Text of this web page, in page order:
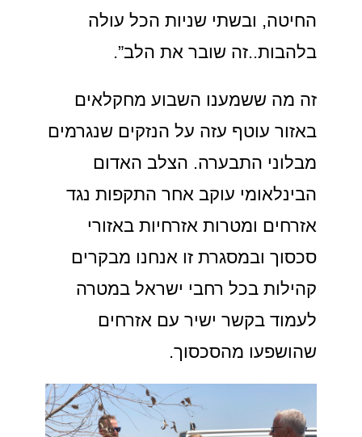
החיטה, ובשתי שניות הכל עולה
בלהבות..זה שובר את הלב”.
זה מה ששמענו השבוע מחקלאים
באזור עוטף עזה על הנזקים שנגרמים
מבלוני התבערה. הצלב האדום
הבינלאומי עוקב אחר התקפות נגד
אזרחים ומטרות אזרחיות באזורי
סכסוך ובמסגרת זו אנחנו מבקרים
קהילות בכל רחבי ישראל במטרה
לעמוד בקשר ישיר עם אזרחים
שהושפעו מהסכסוך.